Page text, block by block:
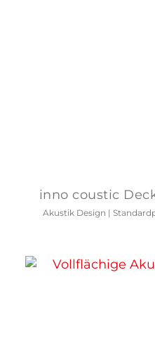
inno coustic
Akustik Design |